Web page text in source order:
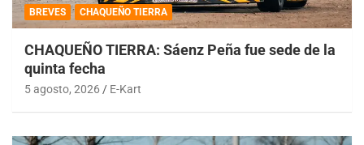
BREVES CHAQUEÑO TIERRA
CHAQUEÑO TIERRA: Sáenz Peña fue sede de la
quinta fecha
5 agosto, 2026 E-Kart